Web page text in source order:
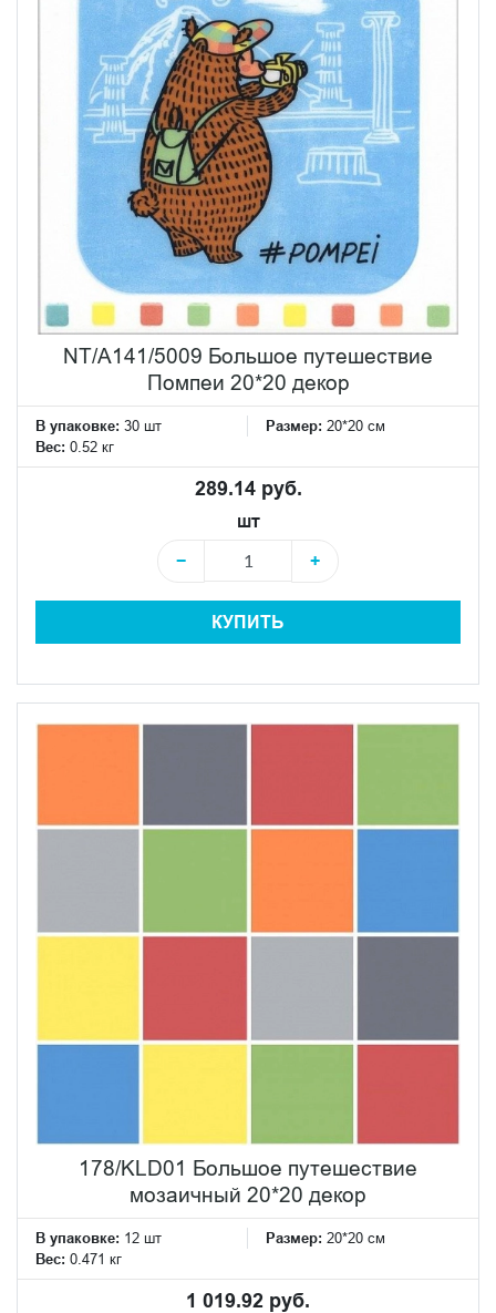
NT/A141/5009 Большое путешествие
Помпеи 20*20 декор
В упаковке: 30 шт Размер: 20*20 см
Вес: 0.52 кг
289.14 руб.
шт
−
+
КУПИТЬ
178/KLD01 Большое путешествие
мозаичный 20*20 декор
В упаковке: 12 шт Размер: 20*20 см
Вес: 0.471 кг
1 019.92 руб.